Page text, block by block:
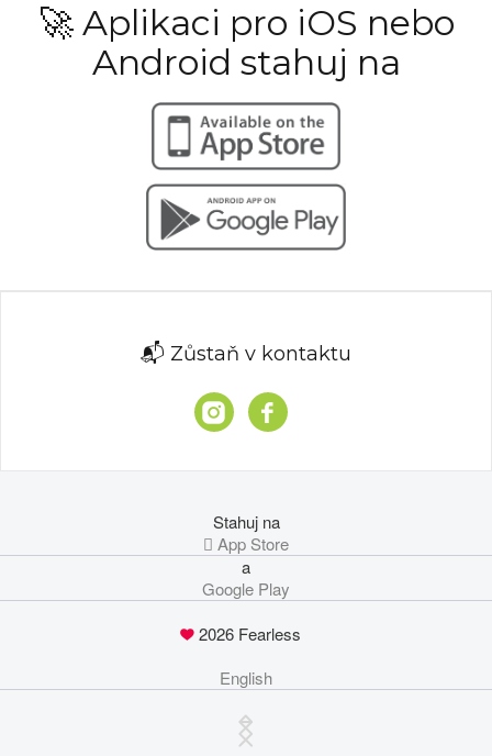
🚀 Aplikaci pro iOS nebo
Android stahuj na
📬 Zůstaň v kontaktu
Stahuj na
 App Store
a
Google Play
2026 Fearless
English